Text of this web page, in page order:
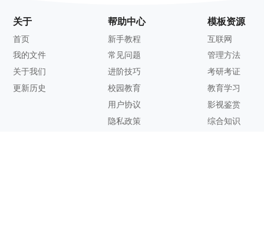
关于
首页
我的文件
关于我们
更新历史
帮助中心
新手教程
常见问题
进阶技巧
校园教育
用户协议
隐私政策
模板资源
互联网
管理方法
考研考证
教育学习
影视鉴赏
综合知识